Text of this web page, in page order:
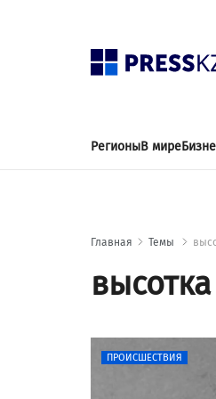
РегионыВ мире
Главная Темы
высотка
ПРОИСШЕСТВИЯ